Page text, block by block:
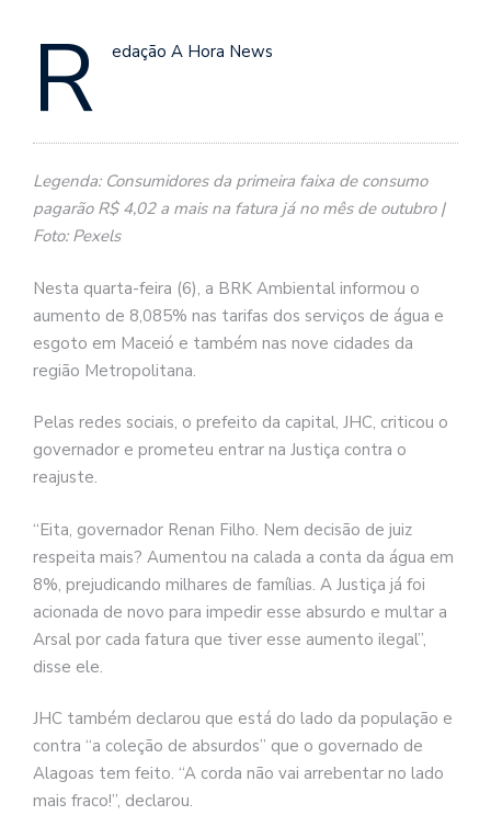
R edação A Hora News
Legenda: Consumidores da primeira faixa de consumo
pagarão R$ 4,02 a mais na fatura já no mês de outubro |
Foto: Pexels
Nesta quarta-feira (6), a BRK Ambiental informou o
aumento de 8,085% nas tarifas dos serviços de água e
esgoto em Maceió e também nas nove cidades da
região Metropolitana.
Pelas redes sociais, o prefeito da capital, JHC, criticou o
governador e prometeu entrar na Justiça contra o
reajuste.
“Eita, governador Renan Filho. Nem decisão de juiz
respeita mais? Aumentou na calada a conta da água em
8%, prejudicando milhares de famílias. A Justiça já foi
acionada de novo para impedir esse absurdo e multar a
Arsal por cada fatura que tiver esse aumento ilegal”,
disse ele.
JHC também declarou que está do lado da população e
contra “a coleção de absurdos” que o governado de
Alagoas tem feito. “A corda não vai arrebentar no lado
mais fraco!”, declarou.